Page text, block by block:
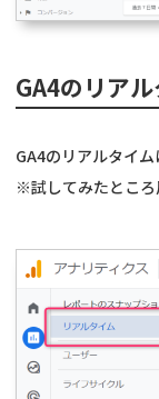
GA4のリア
GA4のリアルタイム
※試してみたところ